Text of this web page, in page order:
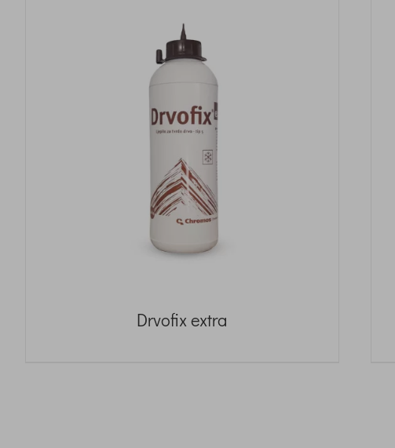
Drvofix extra